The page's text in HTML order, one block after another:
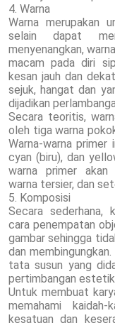
4. Warna
Warna merupakan
selain dapat
menyenangkan,
macam pada diri
kesan jauh dan
sejuk, hangat dan
dijadikan
Secara teoritis,
oleh tiga warna
Warna-warna
cyan (biru), dan
warna primer akan
warna tersier, dan
5. Komposisi
Secara sederhana,
cara penempatan
gambar sehingga
dan
tata susun yang
pertimbangan
Untuk membuat
memahami
kesatuan dan